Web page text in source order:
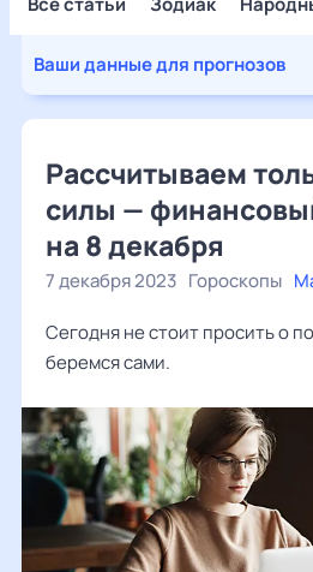
Ваши данные для прогнозов
Рассчитываем
силы —
на 8 декабря
7 декабря 2023 Гороскопы
Сегодня не стоит просить о
беремся сами.